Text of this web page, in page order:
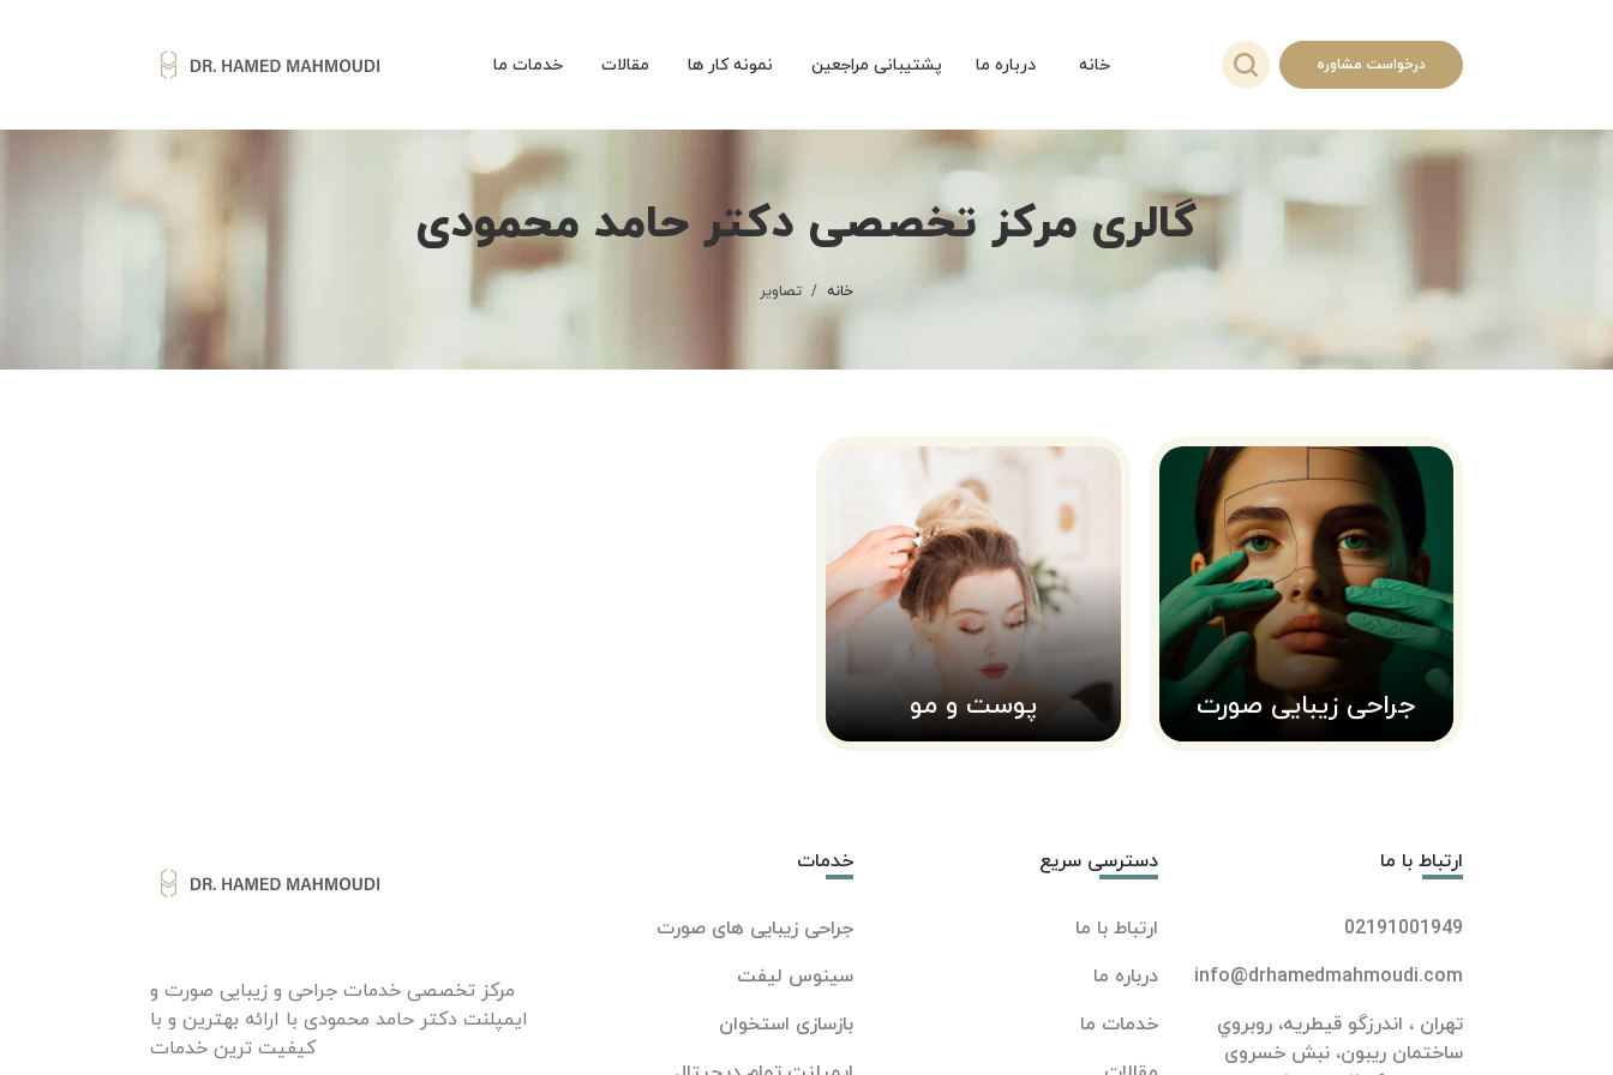
درخواست مشاوره خانه درباره ما پشتیبانی مراجعین نمونه کار ها مقالات خدمات ما
گالری مرکز تخصصی دکتر حامد محمودی
خانه تصاویر
جراحی زیبایی صورت پوست و مو
ارتباط با ما
02191001949
info@drhamedmahmoudi.com
تهران ، اندرزگو قيطريه، روبروي
ساختمان ريبون، نبش خسروی
دسترسی سریع
ارتباط با ما
درباره ما
خدمات ما
خدمات
جراحی زیبایی های صورت
سینوس لیفت
بازسازی استخوان
مرکز تخصصی خدمات جراحی و زیبایی صورت و
ایمپلنت دکتر حامد محمودی با ارائه بهترین و با
کیفیت ترین خدمات